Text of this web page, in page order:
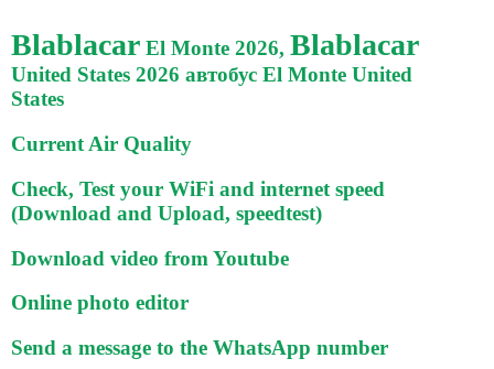
Blablacar El Monte 2026, Blablacar
United States 2026 автобус El Monte United
States
Current Air Quality
Check, Test your WiFi and internet speed
(Download and Upload, speedtest)
Download video from Youtube
Online photo editor
Send a message to the WhatsApp number